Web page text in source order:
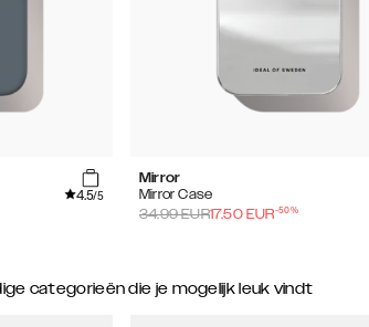
4.5/5
Mirror
Mirror Case
34.99EUR17.50 EUR-50%
categorieën die je mogelijk leuk vindt